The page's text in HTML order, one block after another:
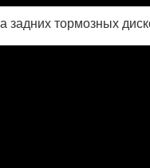
задних тормозных